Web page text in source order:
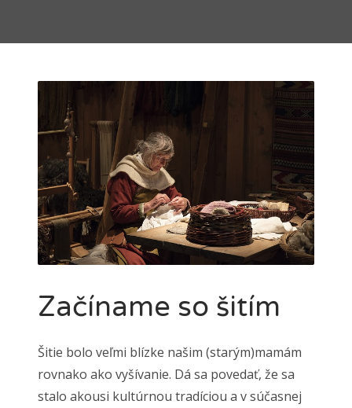
Začíname so šitím
Šitie bolo veľmi blízke našim (starým)mamám
rovnako ako vyšívanie. Dá sa povedať, že sa
stalo akousi kultúrnou tradíciou a v súčasnej